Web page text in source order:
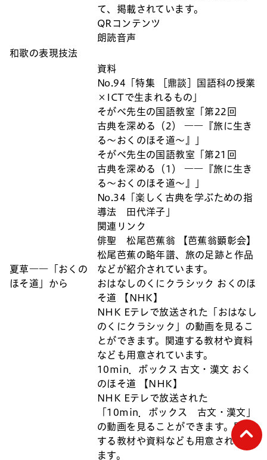
て、掲載されています。
QRコンテンツ
朗読音声
和歌の表現技法
夏草――「おくの
ほそ道」から
資料
No.94「特集 ［鼎談］国語科の授業
×ICTで生まれるもの」
そがべ先生の国語教室「第22回
古典を深める（2） ――『旅に生き
る～おくのほそ道～』」
そがべ先生の国語教室「第21回
古典を深める（1） ――『旅に生き
る～おくのほそ道～』」
No.34「楽しく古典を学ぶための指
導法 田代洋子」
関連リンク
俳聖 松尾芭蕉翁 【芭蕉翁顕彰会】
松尾芭蕉の略年譜、旅の足跡と作品
などが紹介されています。
おはなしのくにクラシック おくのほ
そ道 【NHK】
NHK Eテレで放送された「おはなし
のくにクラシック」の動画を見るこ
とができます。関連する教材や資料
なども用意されています。
10min．ボックス 古文・漢文 おく
のほそ道 【NHK】
NHK Eテレで放送された
「10min．ボックス 古文・漢文」
の動画を見ることができます。関連
する教材や資料なども用意されてい
ます。
ペ